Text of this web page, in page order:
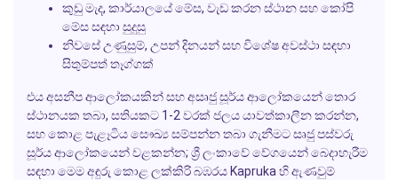
කුඩු මැද, කාර්යාලයේ මේස, වැඩ කරන ස්ථාන සහ කෝපි
මේස සඳහා සුදුසු
නිවසේ උණුසුම්, උපන් දිනයන් සහ විශේෂ අවස්ථා සඳහා
සිතුම්පත් තෑග්ගක්
එය අසනීප ආලෝකයකින් සහ අසෘජු සූර්ය ආලෝකයෙන් තොර
ස්ථානයක තබා, සතියකට 1-2 වරක් ජලය යාවත්කාලීන කරන්න,
සහ කොළ පැළෑටිය සෞඛ්‍ය සම්පන්න තබා ගැනීමට සෘජු පස්වරු
සූර්ය ආලෝකයෙන් වළකන්න; ශ්‍රී ලංකාවේ වේගයෙන් බෙදාහැරීම
සඳහා මෙම අඳුරු කොළ ලක්කිරි බඹරය Kapruka හි ඇණවුම්